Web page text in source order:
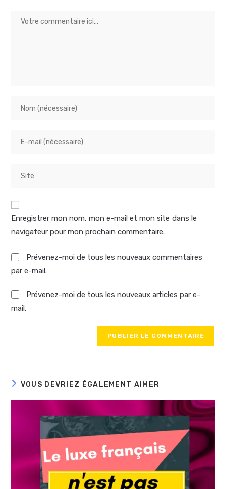
Enregistrer mon nom, mon e-mail et mon site dans le
navigateur pour mon prochain commentaire.
Prévenez-moi de tous les nouveaux commentaires
par e-mail.
Prévenez-moi de tous les nouveaux articles par e-
mail.
VOUS DEVRIEZ ÉGALEMENT AIMER